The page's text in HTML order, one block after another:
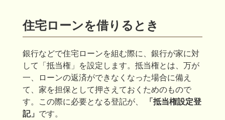
住宅ローンを借りるとき
銀行などで住宅ローンを組む際に、銀行が家に対
して「抵当権」を設定します。抵当権とは、万が
一、ローンの返済ができなくなった場合に備え
て、家を担保として押さえておくためのもので
す。この際に必要となる登記が、
「抵当権設定登
記」 です。